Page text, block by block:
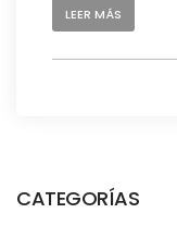
LEER MÁS
CATEGORÍAS